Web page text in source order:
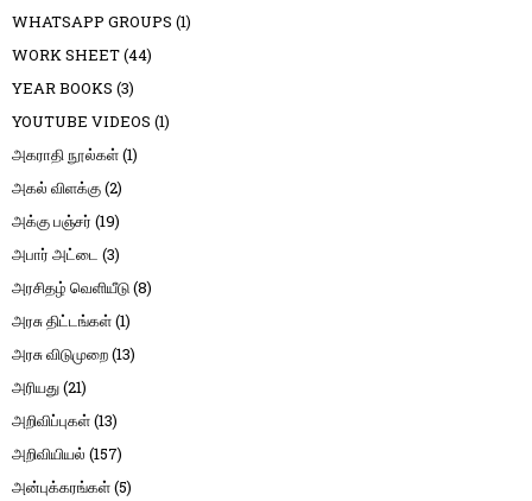
WHATSAPP GROUPS (1)
WORK SHEET(44)
YEAR BOOKS (3)
YOUTUBE VIDEOS (1)
அகராதி நூல்கள்(1)
அகல் விளக்கு(2)
அக்கு பஞ்சர் (19)
அபார் அட்டை (3)
அரசிதழ் வெளியீடு(8)
அரசு திட்டங்கள்(1)
அரசு விடுமுறை(13)
அரியது(21)
அறிவிப்புகள்(13)
அறிவியியல் (157)
அன்புக்கரங்கள்(5)